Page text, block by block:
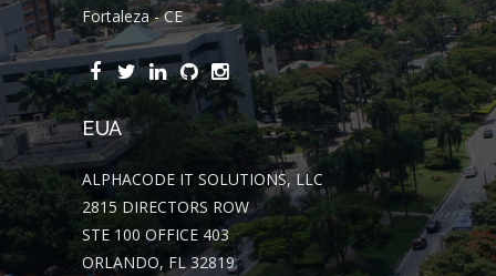
Fortaleza - CE
EUA
ALPHACODE IT SOLUTIONS, LLC
2815 DIRECTORS ROW
STE 100 OFFICE 403
ORLANDO, FL 32819